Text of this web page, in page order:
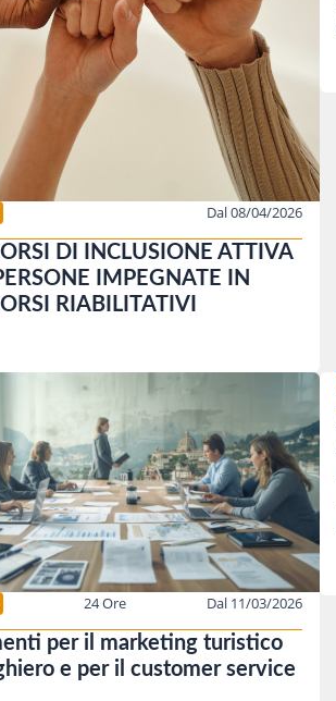
Dal 08/04/2026
DI INCLUSIONE ATTIVA
IMPEGNATE IN
RIABILITATIVI
24 Ore Dal 11/03/2026
per il marketing turistico
e per il customer service